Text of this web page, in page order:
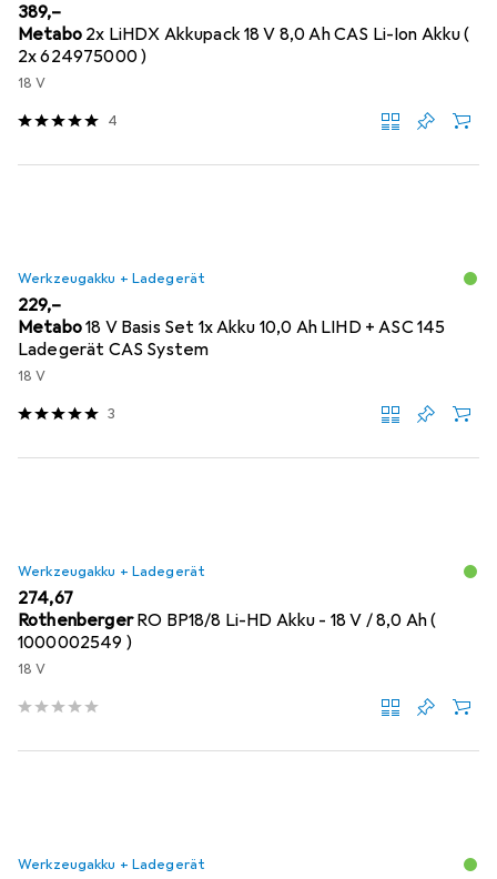
EUR
389,–
Metabo 2x LiHDX Akkupack 18 V 8,0 Ah CAS Li-Ion Akku (
2x 624975000 )
18 V
4
Werkzeugakku + Ladegerät
EUR
229,–
Metabo18 V Basis Set 1x Akku 10,0 Ah LIHD + ASC 145
Ladegerät CAS System
18 V
3
Werkzeugakku + Ladegerät
EUR
274,67
Rothenberger RO BP18/8 Li-HD Akku - 18 V / 8,0 Ah (
1000002549 )
18 V
Werkzeugakku + Ladegerät